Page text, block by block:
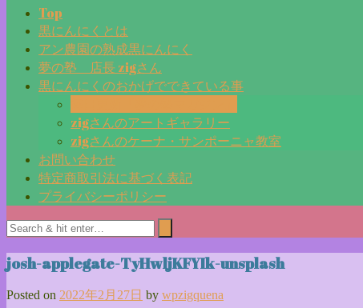
Top
黒にんにくとは
アン農園の熟成黒にんにく
夢の塾 店長 zigさん
黒にんにくのおかげでできている事
zigさんのアートギャラリー
zigさんのケーナ・サンポーニャ教室
お問い合わせ
特定商取引法に基づく表記
プライバシーポリシー
josh-applegate-TyHwljKFYIk-unsplash
Posted on 2022年2月27日 by wpzigquena